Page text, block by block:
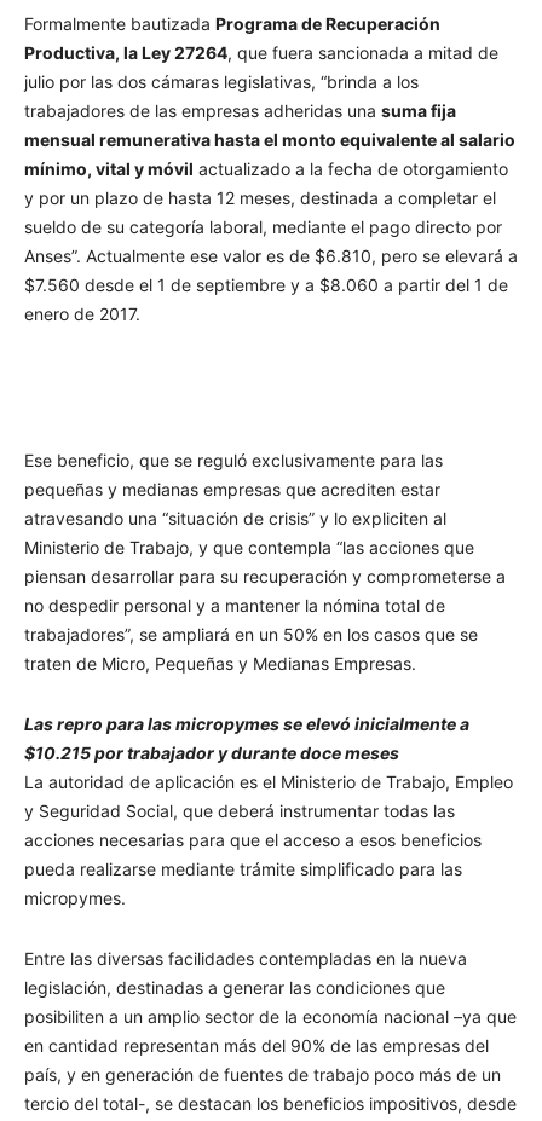
Formalmente bautizada Programa de Recuperación
Productiva, la Ley 27264, que fuera sancionada a mitad de
julio por las dos cámaras legislativas, “brinda a los
trabajadores de las empresas adheridas una suma fija
mensual remunerativa hasta el monto equivalente al salario
mínimo, vital y móvil actualizado a la fecha de otorgamiento
y por un plazo de hasta 12 meses, destinada a completar el
sueldo de su categoría laboral, mediante el pago directo por
Anses”. Actualmente ese valor es de $6.810, pero se elevará a
$7.560 desde el 1 de septiembre y a $8.060 a partir del 1 de
enero de 2017.
Ese beneficio, que se reguló exclusivamente para las
pequeñas y medianas empresas que acrediten estar
atravesando una “situación de crisis” y lo expliciten al
Ministerio de Trabajo, y que contempla “las acciones que
piensan desarrollar para su recuperación y comprometerse a
no despedir personal y a mantener la nómina total de
trabajadores”, se ampliará en un 50% en los casos que se
traten de Micro, Pequeñas y Medianas Empresas.
Las repro para las micropymes se elevó inicialmente a
$10.215 por trabajador y durante doce meses
La autoridad de aplicación es el Ministerio de Trabajo, Empleo
y Seguridad Social, que deberá instrumentar todas las
acciones necesarias para que el acceso a esos beneficios
pueda realizarse mediante trámite simplificado para las
micropymes.
Entre las diversas facilidades contempladas en la nueva
legislación, destinadas a generar las condiciones que
posibiliten a un amplio sector de la economía nacional –ya que
en cantidad representan más del 90% de las empresas del
país, y en generación de fuentes de trabajo poco más de un
tercio del total-, se destacan los beneficios impositivos, desde